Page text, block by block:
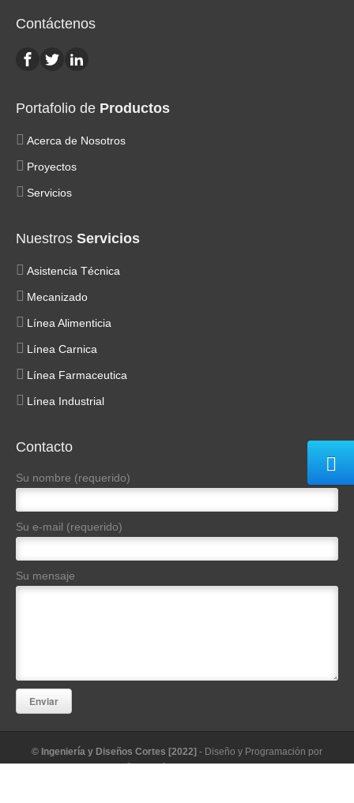
Contáctenos
Portafolio de Productos
Acerca de Nosotros
Proyectos
Servicios
Nuestros Servicios
Asistencia Técnica
Mecanizado
Línea Alimenticia
Línea Carnica
Línea Farmaceutica
Línea Industrial
Contacto
Su nombre (requerido)
Su e-mail (requerido)
Su mensaje
© Ingeniería y Diseños Cortes [2022] - Diseño y Programación por